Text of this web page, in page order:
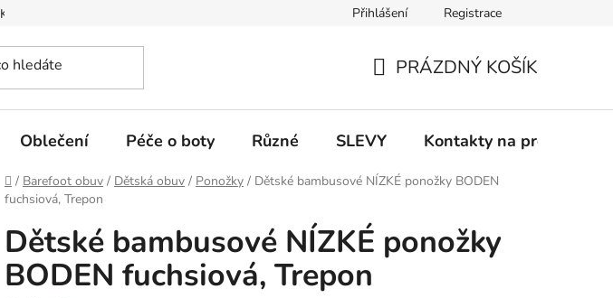
Kontakty na prodejny Informace k on-line platbám Odstoupení od
Přihlášení Registrace
KOŠÍK
PRÁZDNÝ KOŠÍK
Oblečení Péče o boty Různé SLEVY Kontakty na prodejny
Domů
/ Barefoot obuv / Dětská obuv / Ponožky / Dětské bambusové NÍZKÉ ponožky BODEN
fuchsiová, Trepon
Dětské bambusové NÍZKÉ ponožky
BODEN fuchsiová, Trepon